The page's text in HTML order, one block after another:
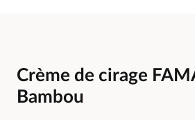
Crème de cirage
Bambou